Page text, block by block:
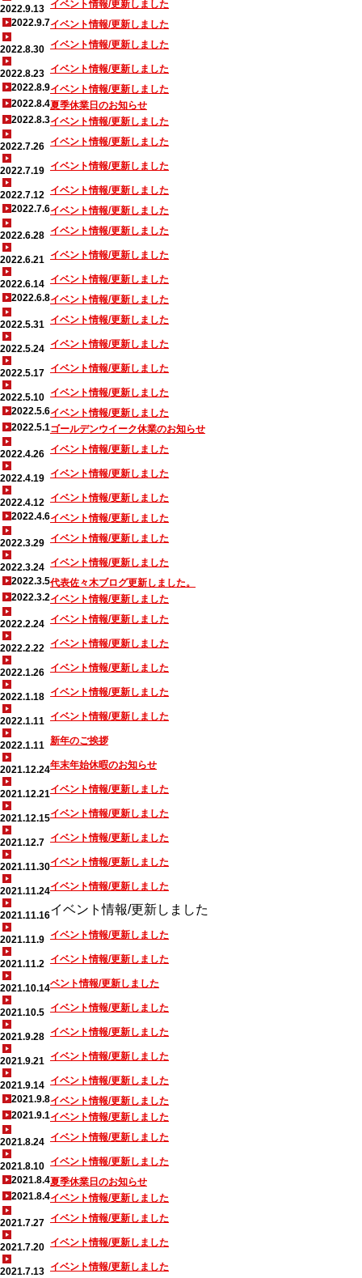
2022.9.13 イベント情報/更新しました
2022.9.7イベント情報/更新しました
2022.8.30 イベント情報/更新しました
2022.8.23 イベント情報/更新しました
2022.8.9イベント情報/更新しました
2022.8.4夏季休業日のお知らせ
2022.8.3イベント情報/更新しました
2022.7.26 イベント情報/更新しました
2022.7.19 イベント情報/更新しました
2022.7.12
イベント情報/更新しました
2022.7.6イベント情報/更新しました
2022.6.28 イベント情報/更新しました
2022.6.21 イベント情報/更新しました
2022.6.14 イベント情報/更新しました
2022.6.8イベント情報/更新しました
2022.5.31 イベント情報/更新しました
2022.5.24 イベント情報/更新しました
2022.5.17 イベント情報/更新しました
2022.5.10 イベント情報/更新しました
2022.5.6イベント情報/更新しました
2022.5.1ゴールデンウイーク休業のお知らせ
2022.4.26 イベント情報/更新しました
2022.4.19 イベント情報/更新しました
2022.4.12
イベント情報/更新しました
2022.4.6イベント情報/更新しました
2022.3.29 イベント情報/更新しました
2022.3.24 イベント情報/更新しました
2022.3.5代表佐々木ブログ更新しました。
2022.3.2イベント情報/更新しました
2022.2.24 イベント情報/更新しました
2022.2.22 イベント情報/更新しました
2022.1.26 イベント情報/更新しました
2022.1.18 イベント情報/更新しました
2022.1.11 イベント情報/更新しました
2022.1.11 新年のご挨拶
2021.12.24年末年始休暇のお知らせ
2021.12.21イベント情報/更新しました
2021.12.15イベント情報/更新しました
2021.12.7 イベント情報/更新しました
2021.11.30イベント情報/更新しました
2021.11.24イベント情報/更新しました
2021.11.16イベント情報/更新しました
2021.11.9 イベント情報/更新しました
2021.11.2 イベント情報/更新しました
2021.10.14ベント情報/更新しました
2021.10.5 イベント情報/更新しました
2021.9.28 イベント情報/更新しました
2021.9.21 イベント情報/更新しました
2021.9.14 イベント情報/更新しました
2021.9.8イベント情報/更新しました
2021.9.1イベント情報/更新しました
2021.8.24 イベント情報/更新しました
2021.8.10 イベント情報/更新しました
2021.8.4夏季休業日のお知らせ
2021.8.4イベント情報/更新しました
2021.7.27 イベント情報/更新しました
2021.7.20 イベント情報/更新しました
2021.7.13 イベント情報/更新しました